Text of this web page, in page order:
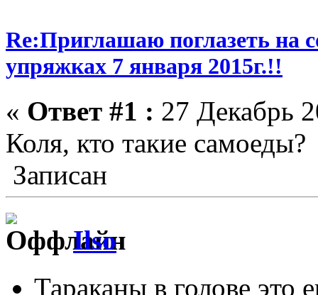
Re:Приглашаю поглазеть на
упряжках 7 января 2015г.!!
« Ответ #1 : 27 Декабрь
Коля, кто такие
Записан
Ilso
Тараканы в голове это